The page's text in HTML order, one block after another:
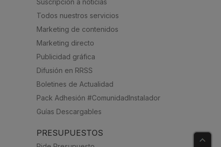
Suscripción a noticias
Todos nuestros servicios
Marketing de contenidos
Marketing directo
Publicidad gráfica
Difusión en RRSS
Boletines de Actualidad
Pack Adhesión #ComunidadInstalador
Guías Descargables
PRESUPUESTOS